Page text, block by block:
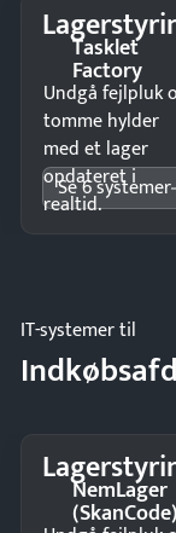
Tasklet
Factory
Undgå fejlpluk
tomme hylder
med et lager
opdateret i
realtid.
Se 6 systemer
IT-systemer til
NemLager
(SkanCode)